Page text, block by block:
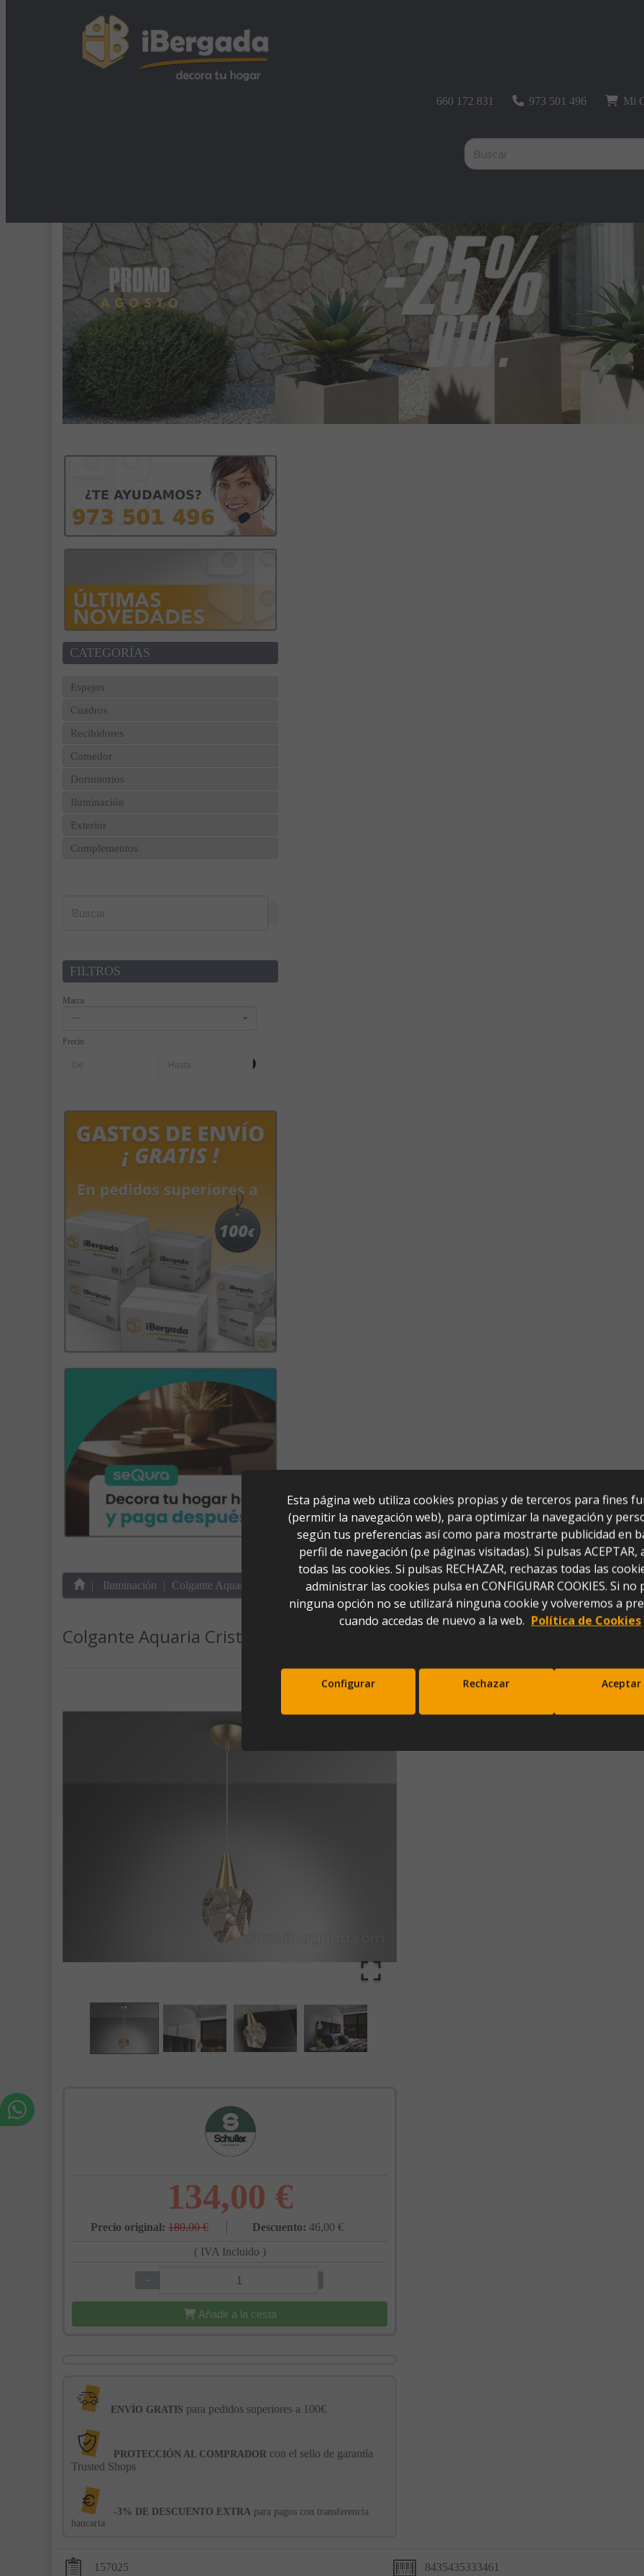
660 172 831 973 501 496 Mi
CATEGORÍAS
Espejos
Cuadros
Recibidores
Comedor
Dormitorios
Iluminación
Exterior
Complementos
FILTROS
Marca
---
Precio
Iluminación Colgante Aquaria Cristal/Oro Mate 1L
Colgante Aquaria Cristal/Oro Mate 1L
134,00 €
Precio original: 180,00 € Descuento: 46,00 €
( IVA Incluido )
−
Añadir a la cesta
ENVÍO GRATIS para pedidos superiores a 100€
PROTECCIÓN AL COMPRADOR con el sello de garantía
Trusted Shops
-3% DE DESCUENTO EXTRA para pagos con transferencia
bancaria
157025 8435435333461
Subscríbete a nuestra newsletter y
Esta página web utiliza cookies propias y de terceros para fines
(permitir la navegación web), para optimizar la navegación y
según tus preferencias así como para mostrarte publicidad en
perfil de navegación (p.e páginas visitadas). Si pulsas ACEPTAR,
todas las cookies. Si pulsas RECHAZAR, rechazas todas las
administrar las cookies pulsa en CONFIGURAR COOKIES. Si no
ninguna opción no se utilizará ninguna cookie y volveremos a
cuando accedas de nuevo a la web. Política de Cookies
Configurar Rechazar Aceptar